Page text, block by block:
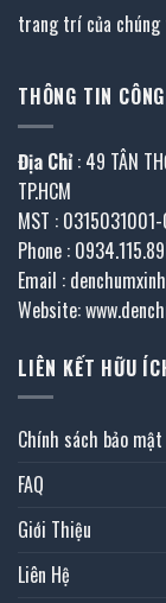
trang trí của
THÔNG TIN
Địa Chỉ : 49 TÂN
TP.HCM
MST :
Phone :
Email :
Website:
LIÊN KẾT HỮU
Chính sách bảo mật
FAQ
Giới Thiệu
Liên Hệ